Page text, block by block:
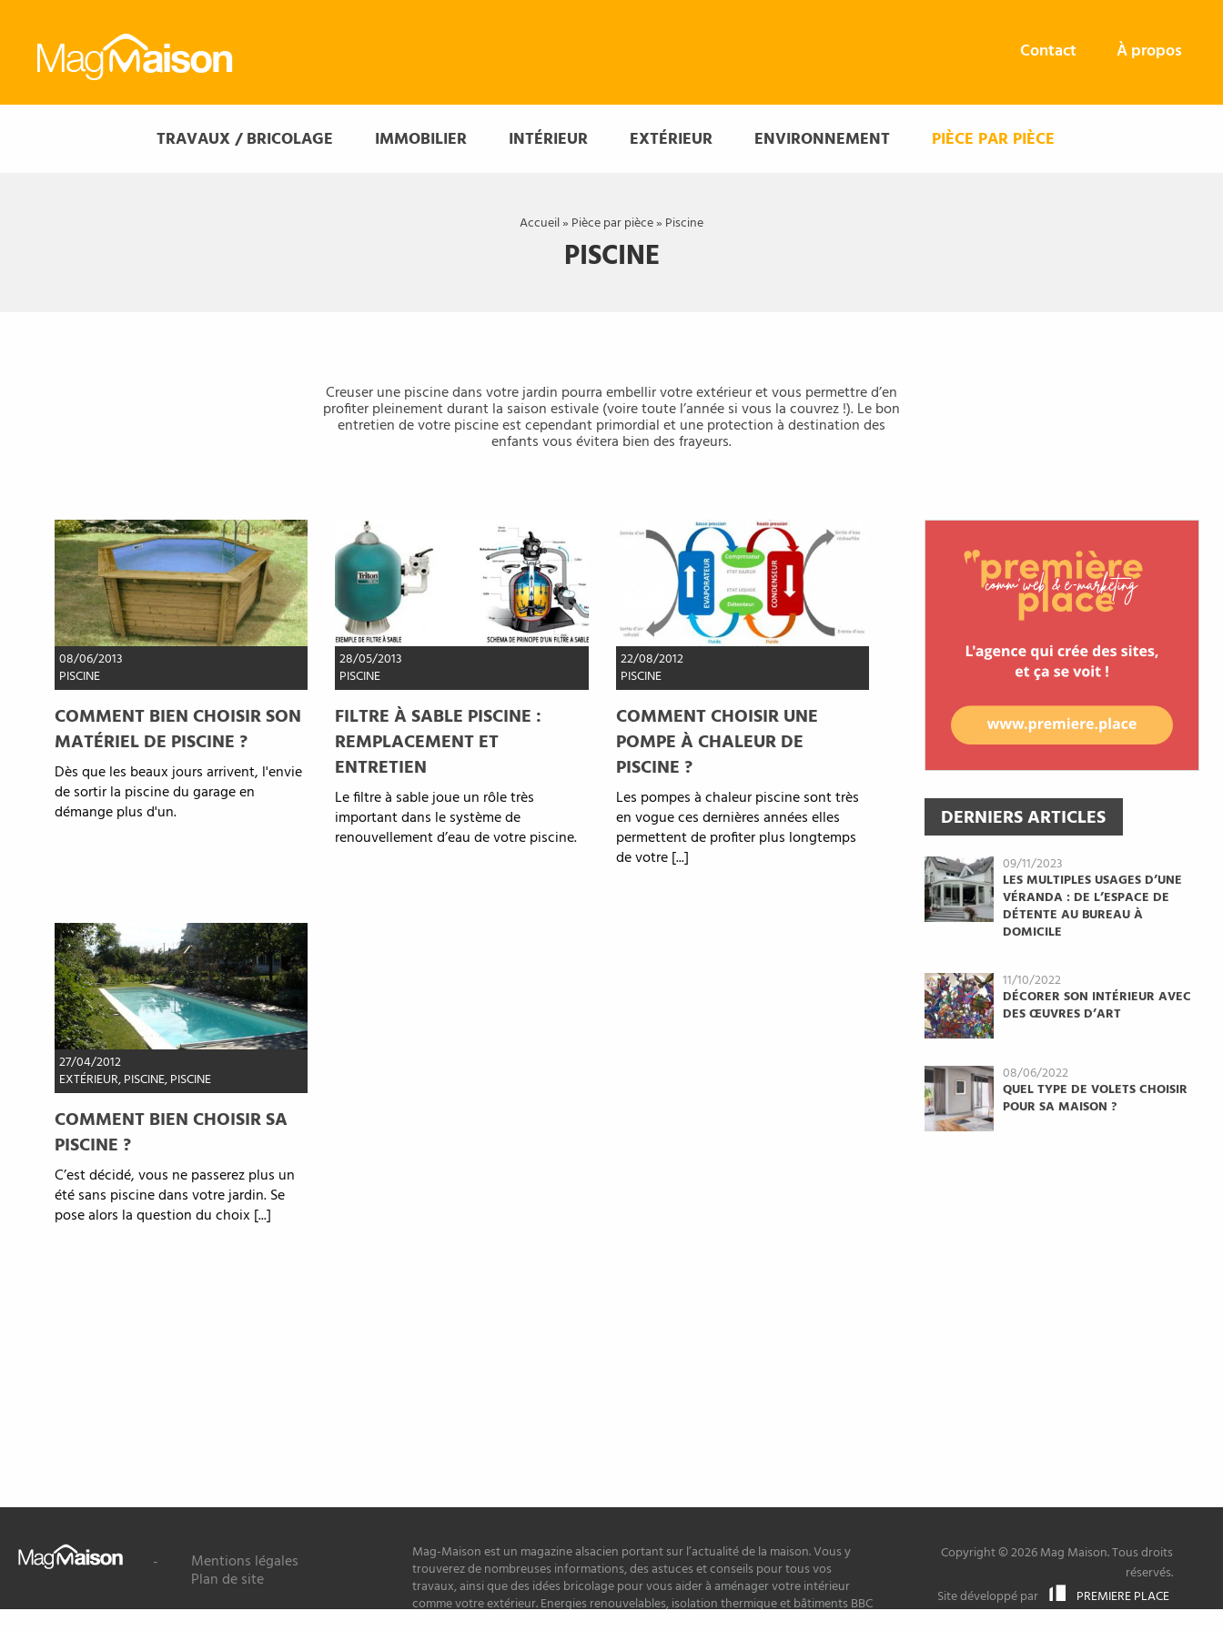
Mag
Maison
Contact À propos
TRAVAUX / BRICOLAGE IMMOBILIER INTÉRIEUR EXTÉRIEUR ENVIRONNEMENT PIÈCE PAR PIÈCE
Accueil» Pièce par pièce» Piscine
PISCINE
Creuser une piscine dans votre jardin pourra embellir votre extérieur et vous permettre d’en
profiter pleinement durant la saison estivale (voire toute l’année si vous la couvrez !). Le bon
entretien de votre piscine est cependant primordial et une protection à destination des
enfants vous évitera bien des frayeurs.
08/06/2013
PISCINE
COMMENT BIEN CHOISIR SON
MATÉRIEL DE PISCINE ?
Dès que les beaux jours arrivent, l'envie
de sortir la piscine du garage en
démange plus d'un.
28/05/2013
PISCINE
FILTRE À SABLE PISCINE :
REMPLACEMENT ET
ENTRETIEN
Le filtre à sable joue un rôle très
important dans le système de
renouvellement d’eau de votre piscine.
22/08/2012
PISCINE
COMMENT CHOISIR UNE
POMPE À CHALEUR DE
PISCINE ?
Les pompes à chaleur piscine sont très
en vogue ces dernières années elles
permettent de profiter plus longtemps
de votre [...]
27/04/2012
EXTÉRIEUR,PISCINE,PISCINE
COMMENT BIEN CHOISIR SA
PISCINE ?
C’est décidé, vous ne passerez plus un
été sans piscine dans votre jardin. Se
pose alors la question du choix [...]
DERNIERS ARTICLES
09/11/2023
LES MULTIPLES USAGES D’UNE
VÉRANDA : DE L’ESPACE DE
DÉTENTE AU BUREAU À
DOMICILE
11/10/2022
DÉCORER SON INTÉRIEUR AVEC
DES ŒUVRES D’ART
08/06/2022
QUEL TYPE DE VOLETS CHOISIR
POUR SA MAISON ?
Mag
Maison
- Mentions légales
Plan de site
Mag-Maison est un magazine alsacien portant sur l’actualité de la maison. Vous y
trouverez de nombreuses informations, des astuces et conseils pour tous vos
travaux, ainsi que des idées bricolage pour vous aider à aménager votre intérieur
comme votre extérieur. Energies renouvelables, isolation thermique et bâtiments BBC
Copyright © 2026 Mag Maison. Tous droits
réservés.
Site développé par
PREMIERE PLACE